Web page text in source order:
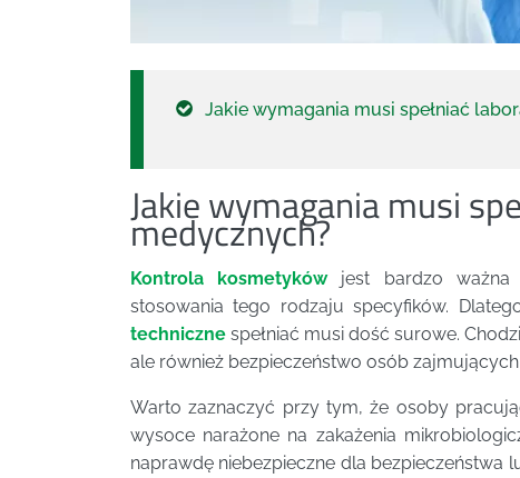
Jakie wymagania musi spełniać
Jakie wymagania musi
medycznych?
Kontrola kosmetykówjest bardzo ważna
stosowania tego rodzaju specyfików.
techniczne spełniać musi dość surowe.
ale również bezpieczeństwo osób
Warto zaznaczyć przy tym, że osoby
wysoce narażone na zakażenia
naprawdę niebezpieczne dla bezpieczeństwa